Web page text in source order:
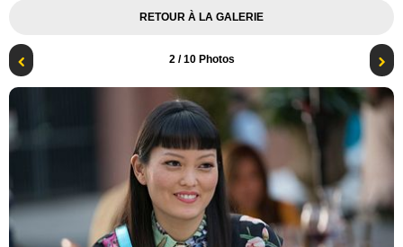
RETOUR À LA GALERIE
2/ 10 Photos